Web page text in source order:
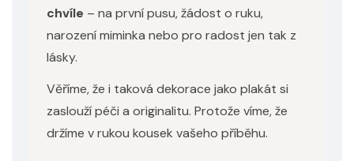
chvíle – na první pusu, žádost o ruku,
narození miminka nebo pro radost jen tak z
lásky.
Věříme, že i taková dekorace jako plakát si
zaslouží péči a originalitu. Protože víme, že
držíme v rukou kousek vašeho příběhu.